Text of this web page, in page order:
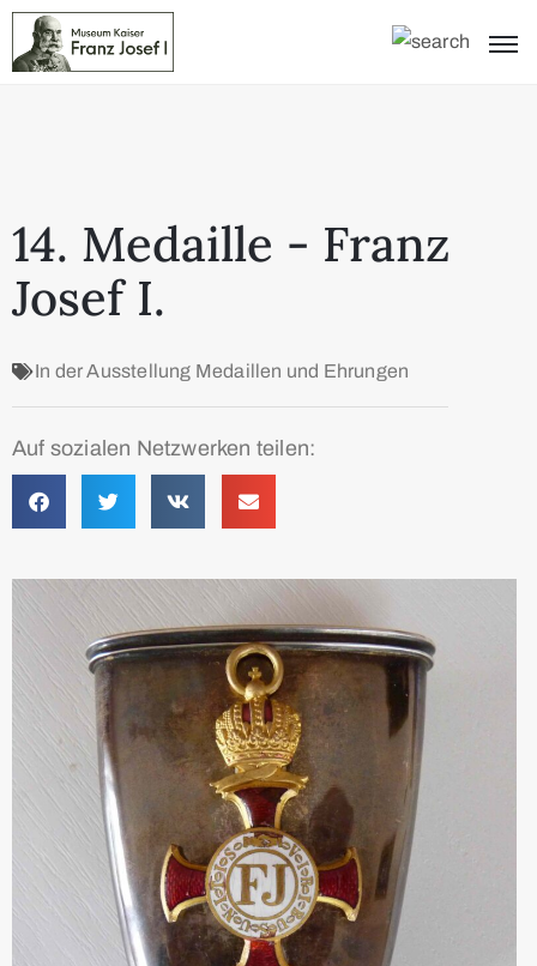
14. Medaille - Franz
Josef I.
In der Ausstellung Medaillen und Ehrungen
Auf sozialen Netzwerken teilen: